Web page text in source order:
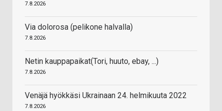
7.8.2026
Via dolorosa (pelikone halvalla)
7.8.2026
Netin kauppapaikat(Tori, huuto, ebay, ...)
7.8.2026
Venäjä hyökkäsi Ukrainaan 24. helmikuuta 2022
7.8.2026